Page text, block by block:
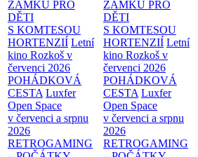
ZÁMKU PRO
DĚTI
S KOMTESOU
HORTENZIÍ Letní
kino Rozkoš v
červenci 2026
POHÁDKOVÁ
CESTA Luxfer
Open Space
v červenci a srpnu
2026
RETROGAMING
ZÁMKU PRO
DĚTI
S KOMTESOU
HORTENZIÍ Letní
kino Rozkoš v
červenci 2026
POHÁDKOVÁ
CESTA Luxfer
Open Space
v červenci a srpnu
2026
RETROGAMING